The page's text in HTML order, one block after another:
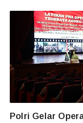
Polri Gelar